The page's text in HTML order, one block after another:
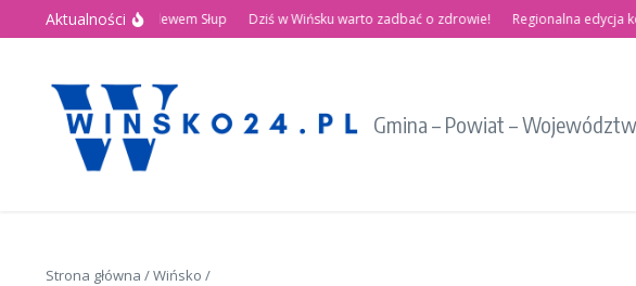
Przejdź do treści
Aktualności
Święto nad Zalewem Słup Dziś w Wińsku warto zadbać o zdrowie! Regionalna edycja
Gmina – Powiat –
Strona główna /Wińsko /